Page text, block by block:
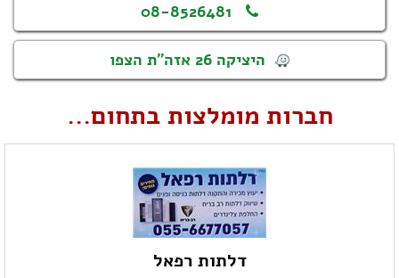
08-8526481
היציקה 26 אזה"ת הצפו
חברות מומלצות בתחום...
דלתות רפאל